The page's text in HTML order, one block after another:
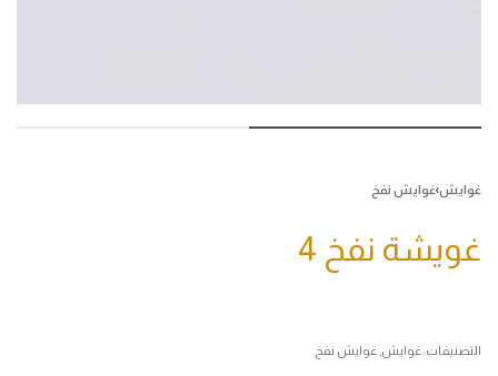
غوايش›غوايش نفخ
غويشة نفخ 4
التصنيفات: غوايش غوايش نفخ